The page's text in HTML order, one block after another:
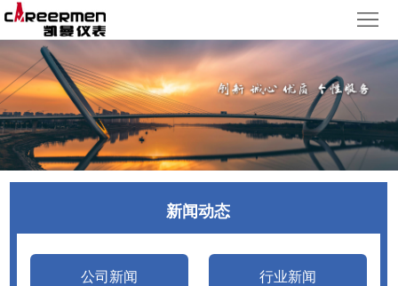
网
首
页
品
中
心
质
量
体
新
闻
客
新闻动态
公司新闻 行业新闻